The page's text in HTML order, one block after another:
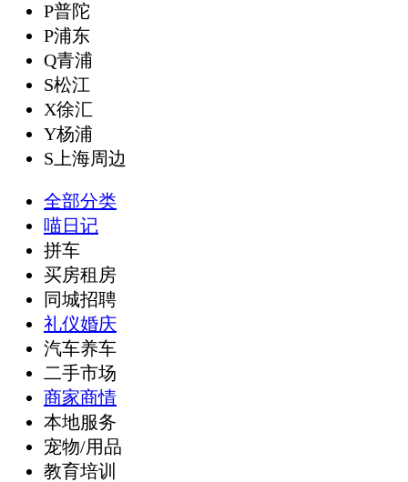
P普陀
P浦东
Q青浦
S松江
X徐汇
Y杨浦
S上海周边
全部分类
喵日记
拼车
买房租房
同城招聘
礼仪婚庆
汽车养车
二手市场
商家商情
本地服务
宠物/用品
教育培训